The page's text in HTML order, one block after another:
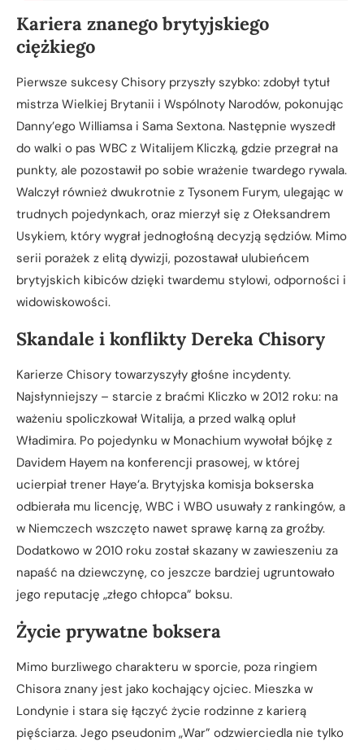
Kariera znanego brytyjskiego
ciężkiego
Pierwsze sukcesy Chisory przyszły szybko: zdobył tytuł
mistrza Wielkiej Brytanii i Wspólnoty Narodów, pokonując
Danny’ego Williamsa i Sama Sextona. Następnie wyszedł
do walki o pas WBC z Witalijem Kliczką, gdzie przegrał na
punkty, ale pozostawił po sobie wrażenie twardego rywala.
Walczył również dwukrotnie z Tysonem Furym, ulegając w
trudnych pojedynkach, oraz mierzył się z Ołeksandrem
Usykiem, który wygrał jednogłośną decyzją sędziów. Mimo
serii porażek z elitą dywizji, pozostawał ulubieńcem
brytyjskich kibiców dzięki twardemu stylowi, odporności i
widowiskowości.
Skandale i konflikty Dereka Chisory
Karierze Chisory towarzyszyły głośne incydenty.
Najsłynniejszy – starcie z braćmi Kliczko w 2012 roku: na
ważeniu spoliczkował Witalija, a przed walką opluł
Władimira. Po pojedynku w Monachium wywołał bójkę z
Davidem Hayem na konferencji prasowej, w której
ucierpiał trener Haye’a. Brytyjska komisja bokserska
odbierała mu licencję, WBC i WBO usuwały z rankingów, a
w Niemczech wszczęto nawet sprawę karną za groźby.
Dodatkowo w 2010 roku został skazany w zawieszeniu za
napaść na dziewczynę, co jeszcze bardziej ugruntowało
jego reputację „złego chłopca” boksu.
Życie prywatne boksera
Mimo burzliwego charakteru w sporcie, poza ringiem
Chisora znany jest jako kochający ojciec. Mieszka w
Londynie i stara się łączyć życie rodzinne z karierą
pięściarza. Jego pseudonim „War” odzwierciedla nie tylko